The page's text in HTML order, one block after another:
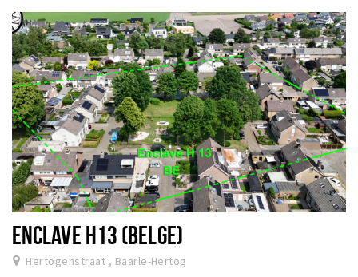
ENCLAVE H13 (BELGE)
Hertogenstraat , Baarle-Hertog